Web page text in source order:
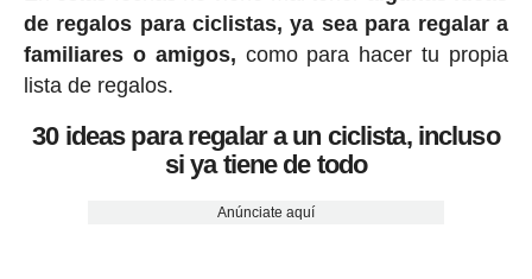
de regalos para ciclistas, ya sea para regalar a
familiares o amigos, como para hacer tu propia
lista de regalos.
30 ideas para regalar a un ciclista, incluso
si ya tiene de todo
Anúnciate aquí